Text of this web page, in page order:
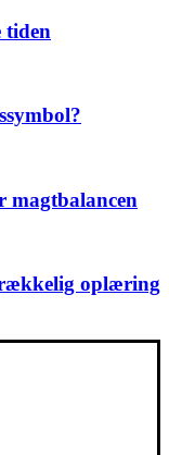
tiden
magtbalancen
oplæring